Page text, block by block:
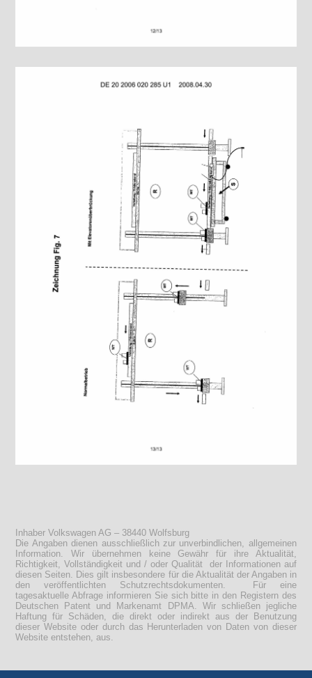
Inhaber Volkswagen AG – 38440 Wolfsburg
Die Angaben dienen ausschließlich zur unverbindlichen, allgemeinen
Information. Wir übernehmen keine Gewähr für ihre Aktualität,
Richtigkeit, Vollständigkeit und / oder Qualität der Informationen auf
diesen Seiten. Dies gilt insbesondere für die Aktualität der Angaben in
den veröffentlichten Schutzrechtsdokumenten. Für eine
tagesaktuelle Abfrage informieren Sie sich bitte in den Registern des
Deutschen Patent und Markenamt DPMA. Wir schließen jegliche
Haftung für Schäden, die direkt oder indirekt aus der Benutzung
dieser Website oder durch das Herunterladen von Daten von dieser
Website entstehen, aus.